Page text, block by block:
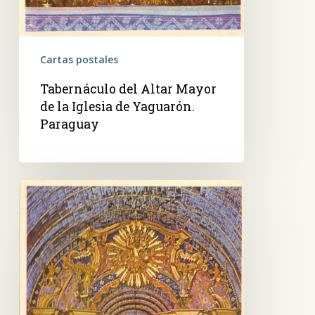
Cartas postales
Tabernáculo del Altar Mayor
de la Iglesia de Yaguarón.
Paraguay
Altar
Mayor
de
Iglesia
de
Yaguarón-